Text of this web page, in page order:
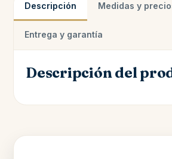
Descripción Medidas y
Entrega y garantía
Descripción del